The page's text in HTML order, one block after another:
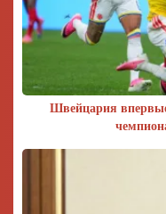
Швейцария